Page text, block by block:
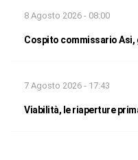
8 Agosto 2026 - 08:00
Cospito commissario Asi,
7 Agosto 2026 - 17:43
Viabilità, le riaperture